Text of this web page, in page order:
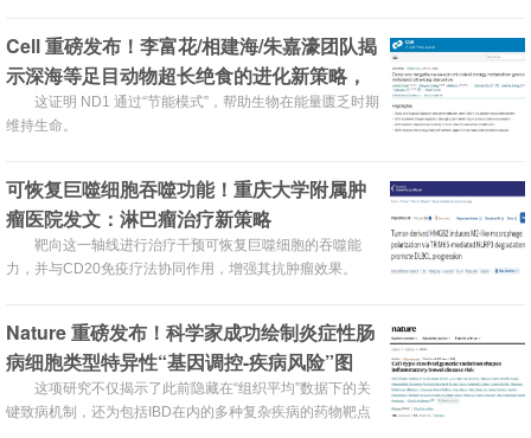
Cell 重磅发布！李富花/相建海/朱嘉濠团队揭
示深海等足目动物超长绝食的进化新策略，
破解极端饥饿生存之谜
这证明 ND1 通过“节能模式”，帮助生物在能量匮乏时期
维持生命。
可恢复巨噬细胞吞噬功能！重庆大学附属肿
瘤医院发文：淋巴瘤治疗新策略
靶向这一轴线进行治疗干预可恢复巨噬细胞的吞噬能
力，并与CD20免疫疗法协同作用，增强其抗肿瘤效果。
​Nature 重磅发布！科学家成功绘制炎症性肠
病细胞类型特异性“基因调控-疾病风险”图
谱，半数以上致病基因被锁定
这项研究不仅揭示了此前隐藏在“组织平均”数据下的关
键致病机制，还为包括IBD在内的多种复杂疾病的药物靶点